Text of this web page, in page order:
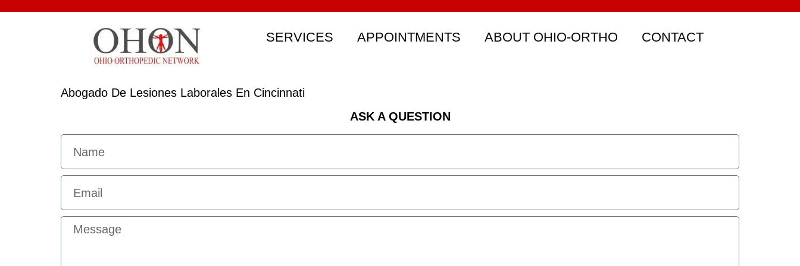
SERVICES APPOINTMENTS ABOUT OHIO-ORTHO CONTACT
Abogado De Lesiones Laborales En Cincinnati
ASK A QUESTION